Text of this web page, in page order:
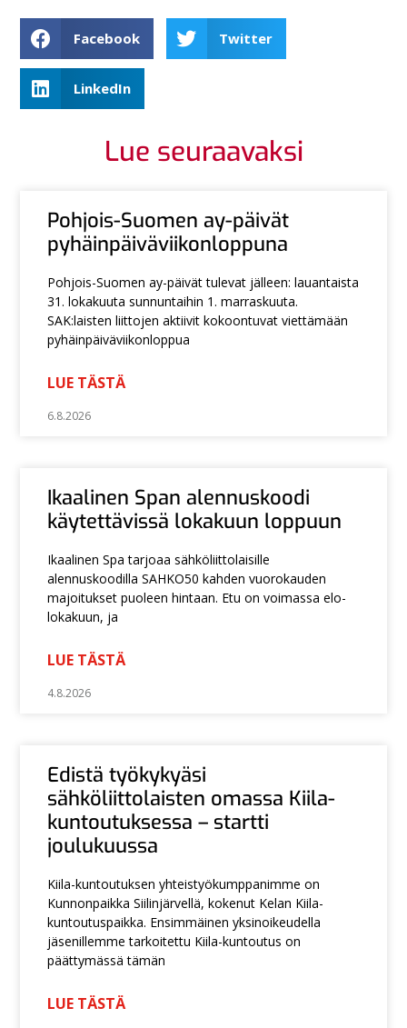
Facebook Twitter
LinkedIn
Lue seuraavaksi
Pohjois-Suomen ay-päivät
pyhäinpäiväviikonloppuna
Pohjois-Suomen ay-päivät tulevat jälleen: lauantaista
31. lokakuuta sunnuntaihin 1. marraskuuta.
SAK:laisten liittojen aktiivit kokoontuvat viettämään
pyhäinpäiväviikonloppua
LUE TÄSTÄ
6.8.2026
Ikaalinen Span alennuskoodi
käytettävissä lokakuun loppuun
Ikaalinen Spa tarjoaa sähköliittolaisille
alennuskoodilla SAHKO50 kahden vuorokauden
majoitukset puoleen hintaan. Etu on voimassa elo-
lokakuun, ja
LUE TÄSTÄ
4.8.2026
Edistä työkykyäsi
sähköliittolaisten omassa Kiila-
kuntoutuksessa – startti
joulukuussa
Kiila-kuntoutuksen yhteistyökumppanimme on
Kunnonpaikka Siilinjärvellä, kokenut Kelan Kiila-
kuntoutuspaikka. Ensimmäinen yksinoikeudella
jäsenillemme tarkoitettu Kiila-kuntoutus on
päättymässä tämän
LUE TÄSTÄ